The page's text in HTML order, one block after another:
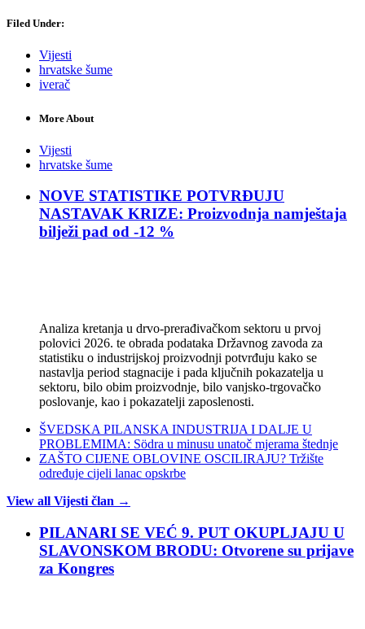
Filed Under:
Vijesti
hrvatske šume
iverač
More About
Vijesti
hrvatske šume
NOVE STATISTIKE POTVRĐUJU
NASTAVAK KRIZE: Proizvodnja namještaja
bilježi pad od -12 %
Analiza kretanja u drvo-prerađivačkom sektoru u prvoj
polovici 2026. te obrada podataka Državnog zavoda za
statistiku o industrijskoj proizvodnji potvrđuju kako se
nastavlja period stagnacije i pada ključnih pokazatelja u
sektoru, bilo obim proizvodnje, bilo vanjsko-trgovačko
poslovanje, kao i pokazatelji zaposlenosti.
ŠVEDSKA PILANSKA INDUSTRIJA I DALJE U
PROBLEMIMA: Södra u minusu unatoč mjerama štednje
ZAŠTO CIJENE OBLOVINE OSCILIRAJU? Tržište
određuje cijeli lanac opskrbe
View all Vijesti član →
PILANARI SE VEĆ 9. PUT OKUPLJAJU U
SLAVONSKOM BRODU: Otvorene su prijave
za Kongres